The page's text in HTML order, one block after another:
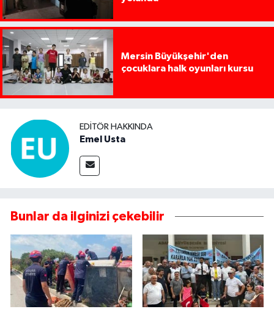
Mersin Büyükşehir'den
çocuklara halk oyunları kursu
EDITÖR HAKKINDA
Emel Usta
Bunlar da ilginizi çekebilir